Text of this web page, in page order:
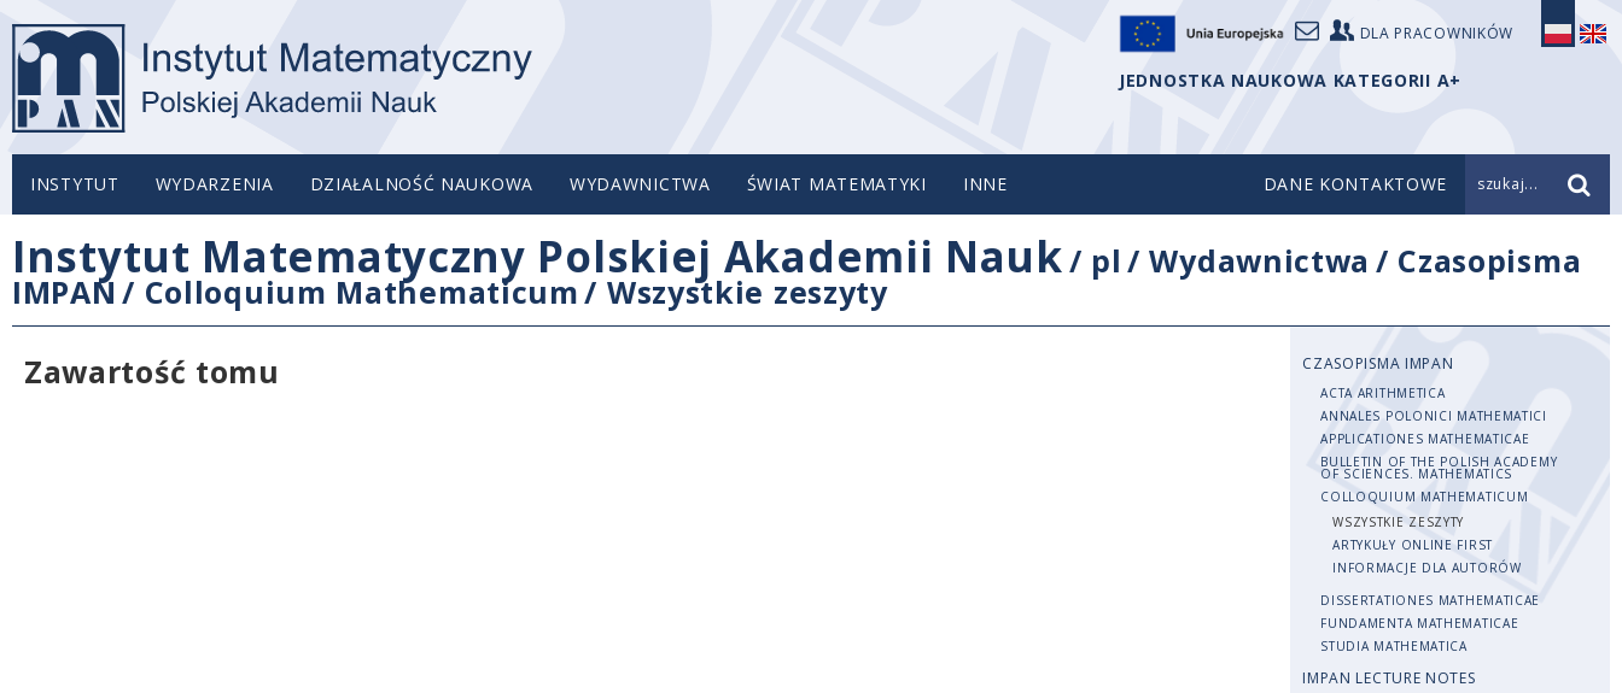
DLA PRACOWNIKÓW
JEDNOSTKA NAUKOWA KATEGORII A+
INSTYTUT WYDARZENIA DZIAŁALNOŚĆ NAUKOWA WYDAWNICTWA ŚWIAT MATEMATYKI INNE DANE KONTAKTOWE szukaj...
Instytut Matematyczny Polskiej Akademii Nauk/ pl /Wydawnictwa / Czasopisma
IMPAN / Colloquium Mathematicum/ Wszystkie zeszyty
Zawartość tomu
CZASOPISMA IMPAN
ACTA ARITHMETICA
ANNALES POLONICI MATHEMATICI
APPLICATIONES MATHEMATICAE
BULLETIN OF THE POLISH ACADEMY
OF SCIENCES. MATHEMATICS
COLLOQUIUM MATHEMATICUM
WSZYSTKIE ZESZYTY
ARTYKUŁY ONLINE FIRST
INFORMACJE DLA AUTORÓW
DISSERTATIONES MATHEMATICAE
FUNDAMENTA MATHEMATICAE
STUDIA MATHEMATICA
IMPAN LECTURE NOTES